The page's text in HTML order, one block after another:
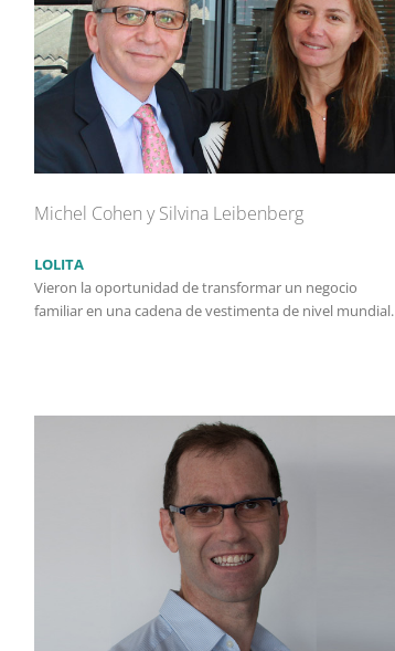
Michel Cohen y Silvina Leibenberg
LOLITA
Vieron la oportunidad de transformar un negocio
familiar en una cadena de vestimenta de nivel mundial.